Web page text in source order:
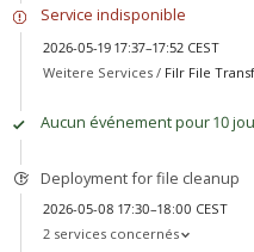
Service indisponible
2026-05-19 17:37–17:52 CEST
Weitere Services / Filr File
Aucun événement pour 10
Deployment for file cleanup
2026-05-08 17:30–18:00 CEST
2 services concernés